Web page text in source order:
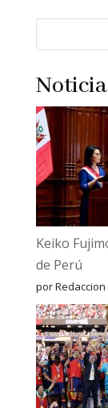
Keiko
de Perú
por Redaccion